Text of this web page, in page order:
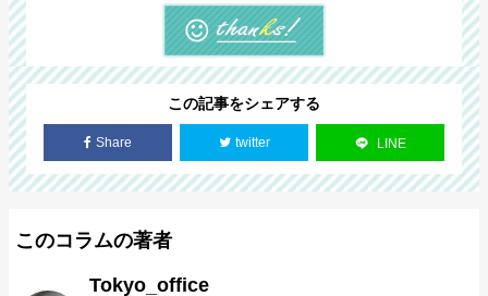
この記事をシェアする
Share twitter LINE
このコラムの著者
Tokyo_office